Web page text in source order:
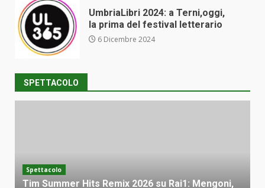
UmbriaLibri 2024: a Terni,oggi,
la prima del festival letterario
6 Dicembre 2024
SPETTACOLO
Spettacolo